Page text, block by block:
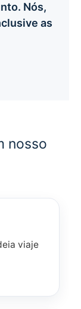
Nós,
as
nosso
viaje